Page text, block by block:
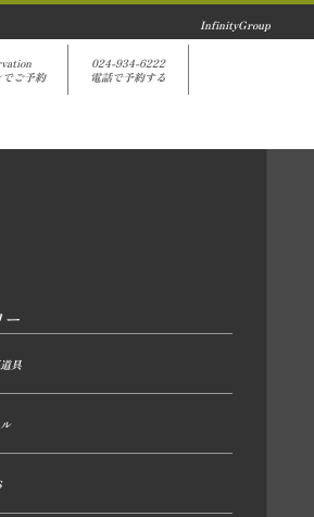
InfinityGroup
でご予約
024-934-6222
電話で予約する
ー
具